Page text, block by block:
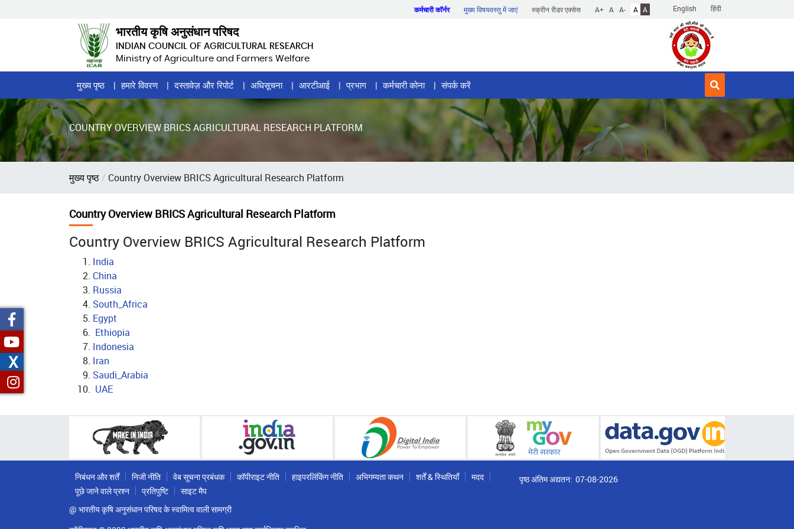
English हिंदी
कर्मचारी कॉर्नर मुख्य विषयवस्तु में जाएं स्क्रीन रीडर एक्सेस A+ A A- A A
भारतीय कृषि अनुसंधान परिषद
INDIAN COUNCIL OF AGRICULTURAL RESEARCH
Ministry of Agriculture and Farmers Welfare
Home
Page
Menu
मुख्य पृष्ठ हमारे विवरण दस्तावेज़ और रिपोर्ट अधिसूचना आरटीआई प्रभाग कर्मचारी कोना संपर्क करें
COUNTRY OVERVIEW BRICS AGRICULTURAL RESEARCH PLATFORM
पग
मुख्य पृष्ठ Country Overview BRICS Agricultural Research Platform
Country Overview BRICS Agricultural Research Platform
Country Overview BRICS Agricultural Research Platform
India
China
Russia
South_Africa
Egypt
Ethiopia
Indonesia
Iran
Saudi_Arabia
UAE
निबंधन और शर्तें निजी नीति वेब सूचना प्रबंधक कॉपीराइट नीति हाइपरलिंकिंग नीति अभिगम्यता कथन शर्तें & स्थितियाँ
मदद
पूछे जाने वाले प्रश्न
प्रतिपुष्टि
साइट मैप
@ भारतीय कृषि अनुसंधान परिषद के स्वामित्व वाली सामग्री
पृष्ठ अंतिम अद्यतन: 07-08-2026
X